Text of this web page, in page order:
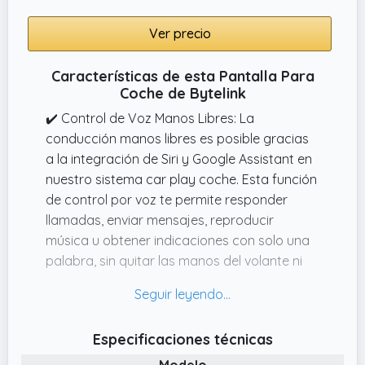
Ver precio
Características de esta Pantalla Para
Coche de Bytelink
✔️ Control de Voz Manos Libres: La
conducción manos libres es posible gracias
a la integración de Siri y Google Assistant en
nuestro sistema car play coche. Esta función
de control por voz te permite responder
llamadas, enviar mensajes, reproducir
música u obtener indicaciones con solo una
palabra, sin quitar las manos del volante ni
experiencia de conducción sea más segura y
✔️ Fácil Instalación y Desmontaje: A
Especificaciones técnicas